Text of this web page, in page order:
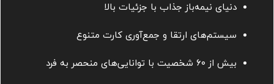
دنیای نیمه‌باز جذاب با جزئیات بالا
سیستم‌های ارتقا و جمع‌آوری کارت متنوع
بیش از ۶۰ شخصیت با توانایی‌های منحصر به فرد